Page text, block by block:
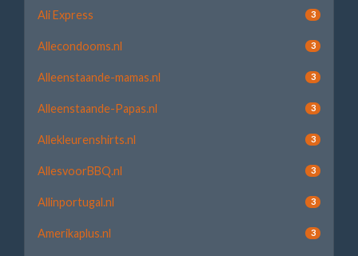
Ali Express 3
Allecondooms.nl 3
Alleenstaande-mamas.nl 3
Alleenstaande-Papas.nl 3
Allekleurenshirts.nl 3
AllesvoorBBQ.nl 3
Allinportugal.nl 3
Amerikaplus.nl 3